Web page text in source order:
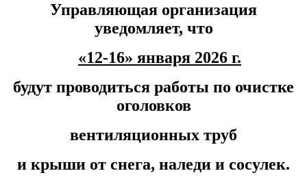
Управляющая организация
уведомляет, что
«12-16» января 2026 г.
будут проводиться работы по очистке
оголовков
вентиляционных труб
и крыши от снега, наледи и сосулек.